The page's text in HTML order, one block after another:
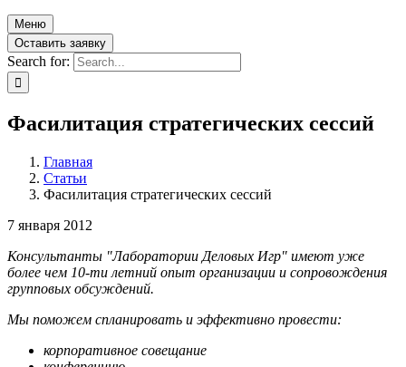
Меню
Оставить заявку
Search for:
Фасилитация стратегических сессий
Главная
Статьи
Фасилитация стратегических сессий
7 января 2012
Консультанты "Лаборатории Деловых Игр" имеют уже
более чем 10-ти летний опыт организации и сопровождения
групповых обсуждений.
Мы поможем спланировать и эффективно провести:
корпоративное совещание